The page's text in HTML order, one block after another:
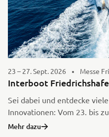
23 – 27. Sept. 2026 Messe
Interboot
Sei dabei und entdecke
Innovationen: Vom 23. bis
sich das Friedrichshafener
Mehr dazu